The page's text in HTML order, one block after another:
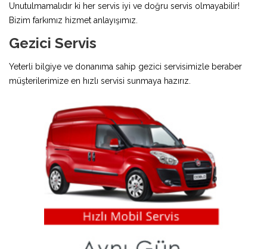
Unutulmamalıdır ki her servis iyi ve doğru servis olmayabilir!
Bizim farkımız hizmet anlayışımız.
Gezici Servis
Yeterli bilgiye ve donanıma sahip gezici servisimizle beraber
müşterilerimize en hızlı servisi sunmaya hazırız.